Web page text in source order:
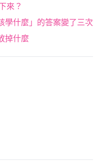
來？
學什麼」的答案變了三次
掉什麼